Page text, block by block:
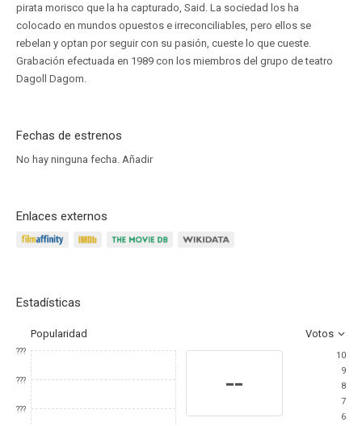
pirata morisco que la ha capturado, Said. La sociedad los ha
colocado en mundos opuestos e irreconciliables, pero ellos se
rebelan y optan por seguir con su pasión, cueste lo que cueste.
Grabación efectuada en 1989 con los miembros del grupo de teatro
Dagoll Dagom.
Fechas de estrenos
No hay ninguna fecha. Añadir
Enlaces externos
Estadísticas
Popularidad Votos
???
???
???
--
10
9
8
7
6